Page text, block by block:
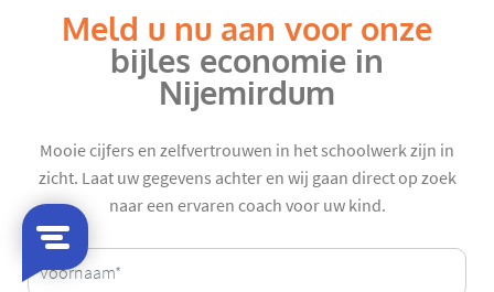
Meld u nu aan voor onze
bijles economie in
Nijemirdum
Mooie cijfers en zelfvertrouwen in het schoolwerk zijn in
zicht. Laat uw gegevens achter en wij gaan direct op zoek
naar een ervaren coach voor uw kind.